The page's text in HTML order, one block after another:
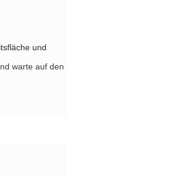
und
warte auf den